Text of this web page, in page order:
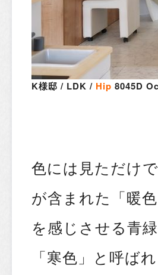
K様邸 / LDK / Hip 8045D
色には見ただけ
が含まれた「暖
を感じさせる青
「寒色」と呼ば